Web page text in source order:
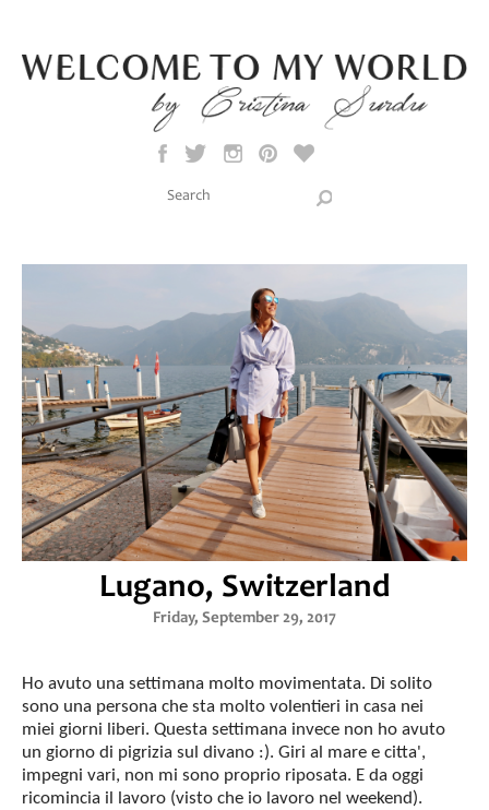
Search this site
Lugano, Switzerland
Friday, September 29, 2017
Ho avuto una settimana molto movimentata. Di solito
sono una persona che sta molto volentieri in casa nei
miei giorni liberi. Questa settimana invece non ho avuto
un giorno di pigrizia sul divano :). Giri al mare e citta',
impegni vari, non mi sono proprio riposata. E da oggi
ricomincia il lavoro (visto che io lavoro nel weekend).